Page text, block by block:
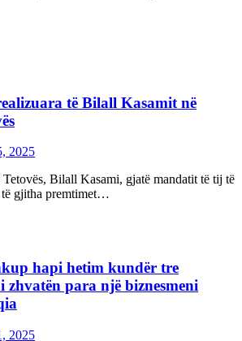
të Bilall Kasamit në
2025
Bilall Kasami, gjatë mandatit të tij të
të gjitha premtimet…
hapi hetim kundër tre
zhvatën para një biznesmeni
2025